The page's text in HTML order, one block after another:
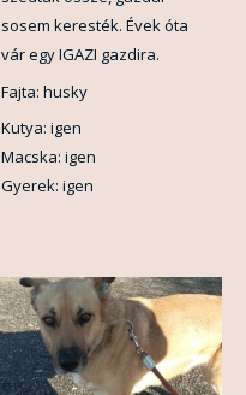
sosem keresték. Évek óta
vár egy IGAZI gazdira.
Fajta: husky
Kutya: igen
Macska: igen
Gyerek: igen